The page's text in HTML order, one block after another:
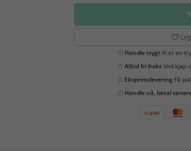
Handle trygtVi er en
Alltid fri fraktVed kjøp
EkspressleveringFå
Handle nå, betal